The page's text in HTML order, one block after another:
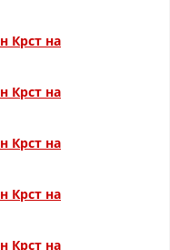
Крст на
Крст на
Крст на
Крст на
Крст на